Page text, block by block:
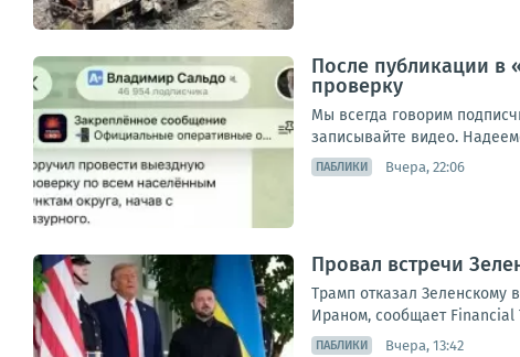
После публикации в
проверку
Мы всегда говорим
записывайте видео.
ПАБЛИКИ Вчера, 22:06
Провал встречи
Трамп отказал Зеленскому
Ираном, сообщает Financial
ПАБЛИКИ Вчера, 13:42